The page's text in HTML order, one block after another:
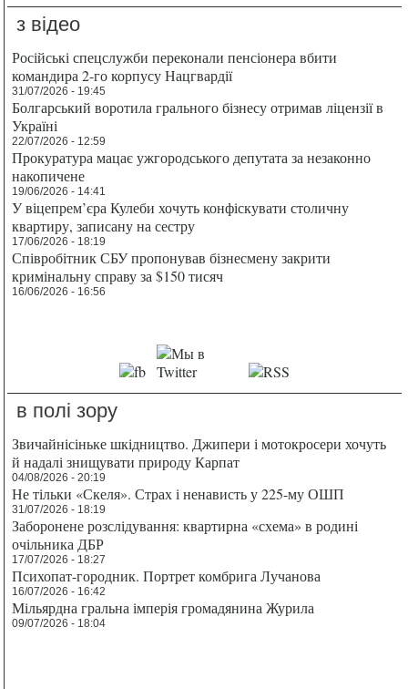
з відео
Російські спецслужби переконали пенсіонера вбити
командира 2-го корпусу Нацгвардії
31/07/2026 - 19:45
Болгарський воротила грального бізнесу отримав ліцензії в
Україні
22/07/2026 - 12:59
Прокуратура мацає ужгородського депутата за незаконно
накопичене
19/06/2026 - 14:41
У віцепрем’єра Кулеби хочуть конфіскувати столичну
квартиру, записану на сестру
17/06/2026 - 18:19
Співробітник СБУ пропонував бізнесмену закрити
кримінальну справу за $150 тисяч
16/06/2026 - 16:56
в полі зору
Звичайнісіньке шкідництво. Джипери і мотокросери хочуть
й надалі знищувати природу Карпат
04/08/2026 - 20:19
Не тільки «Скеля». Страх і ненависть у 225-му ОШП
31/07/2026 - 18:19
Заборонене розслідування: квартирна «схема» в родині
очільника ДБР
17/07/2026 - 18:27
Психопат-городник. Портрет комбрига Лучанова
16/07/2026 - 16:42
Мільярдна гральна імперія громадянина Журила
09/07/2026 - 18:04